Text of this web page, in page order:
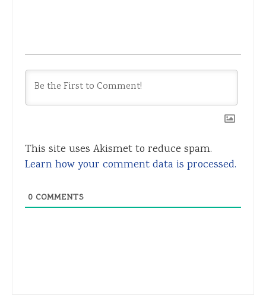
This site uses Akismet to reduce spam.
Learn how your comment data is processed.
0 COMMENTS